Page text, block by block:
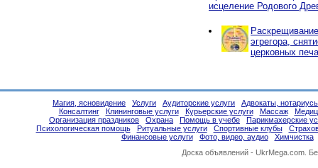
исцеление Родового
эгрегора,
церковных
Магия, ясновидение Услуги Аудиторские услуги
Адвокаты,
Консалтинг
Клининговые услуги Курьерские услуги Массаж
Организация праздников
Охрана Помощь в учебе
Парикмахерские
Психологическая помощь
Ритуальные услуги Спортивные клубы
Финансовые услуги
Фото, видео, аудио
Химчистка
Доска объявлений - UkrMega.com.